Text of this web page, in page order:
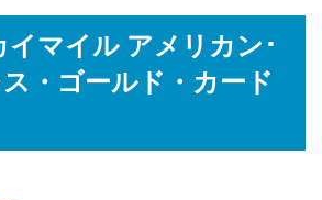
イマイル アメリカン･
・ゴールド・カード